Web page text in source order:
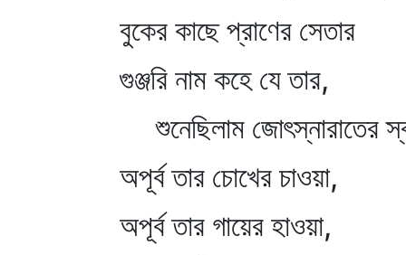
বুকের কাছে প্রাণের সেতার
গুঞ্জরি নাম কহে যে তার,
শুনেছিলাম জোৎস্নারাতের
অপূর্ব তার চোখের চাওয়া,
অপূর্ব তার গায়ের হাওয়া,